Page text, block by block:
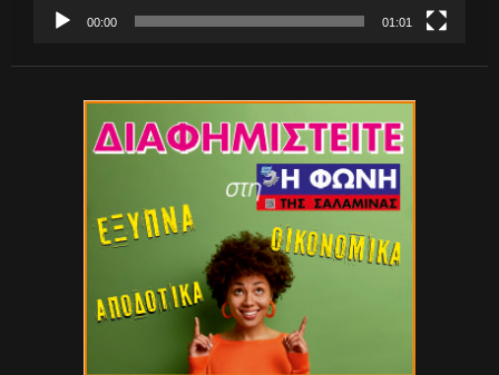
00:00 01:01